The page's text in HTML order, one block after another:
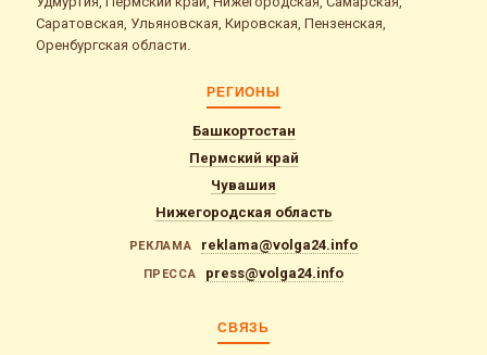
Саратовская, Ульяновская, Кировская, Пензенская,
Оренбургская области.
РЕГИОНЫ
Башкортостан
Пермский край
Чувашия
Нижегородская область
РЕКЛАМА reklama@volga24.info
ПРЕССА press@volga24.info
СВЯЗЬ